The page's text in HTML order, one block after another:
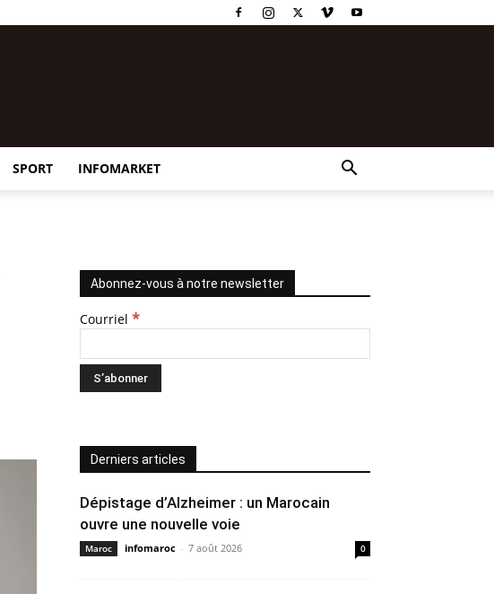
SPORT INFOMARKET
Abonnez-vous à notre newsletter
Courriel *
Derniers articles
Dépistage d’Alzheimer : un Marocain
ouvre une nouvelle voie
Maroc infomaroc - 7 août 2026 0